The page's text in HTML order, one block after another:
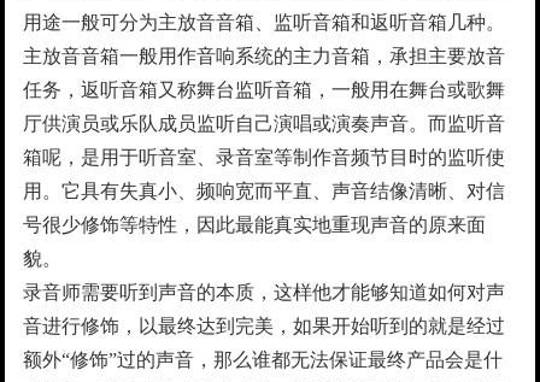
用途一般可分为主放音音箱、监听音箱和返听音箱几种。
主放音音箱一般用作音响系统的主力音箱，承担主要放音
任务，返听音箱又称舞台监听音箱，一般用在舞台或歌舞
厅供演员或乐队成员监听自己演唱或演奏声音。而监听音
箱呢，是用于听音室、录音室等制作音频节目时的监听使
用。它具有失真小、频响宽而平直、声音结像清晰、对信
号很少修饰等特性，因此最能真实地重现声音的原来面
貌。
录音师需要听到声音的本质，这样他才能够知道如何对声
音进行修饰，以最终达到完美，如果开始听到的就是经过
额外“修饰”过的声音，那么谁都无法保证最终产品会是什